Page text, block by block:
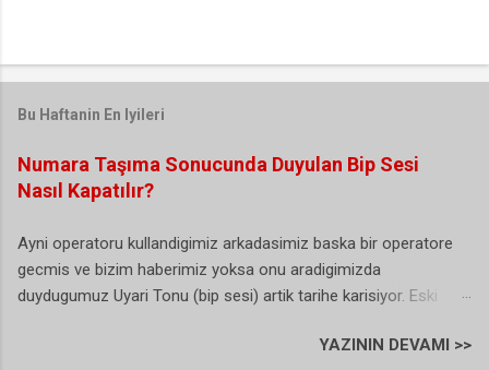
Bu Haftanin En Iyileri
Numara Taşıma Sonucunda Duyulan Bip Sesi
Nasıl Kapatılır?
Ayni operatoru kullandigimiz arkadasimiz baska bir operatore
gecmis ve bizim haberimiz yoksa onu aradigimizda
duydugumuz Uyari Tonu (bip sesi) artik tarihe karisiyor. Eski
sikayetci olmasamda arayan bazi vatandas abi sen Turkcell'de
YAZININ DEVAMI >>